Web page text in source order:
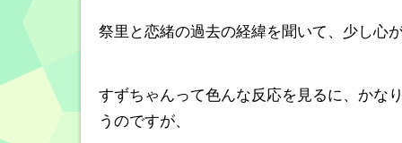
祭里と恋緒の過去の経緯を聞いて、少し心
すずちゃんって色んな反応を見るに、かな
うのですが、